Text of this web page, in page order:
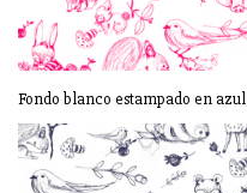
Fondo blanco estampado en azul